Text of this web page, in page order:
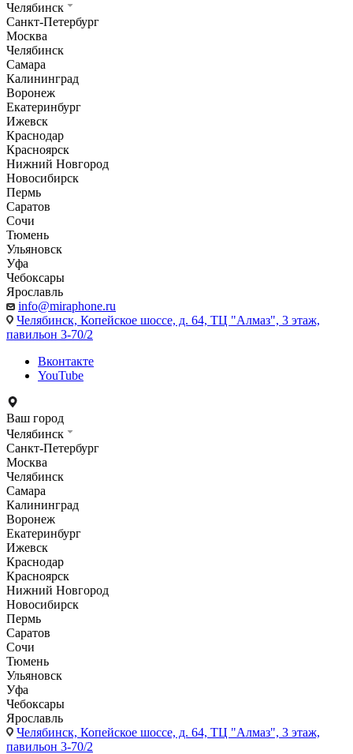
Челябинск
Санкт-Петербург
Москва
Челябинск
Самара
Калининград
Воронеж
Екатеринбург
Ижевск
Краснодар
Красноярск
Нижний Новгород
Новосибирск
Пермь
Саратов
Сочи
Тюмень
Ульяновск
Уфа
Чебоксары
Ярославль
info@miraphone.ru
Челябинск, Копейское шоссе, д. 64, ТЦ "Алмаз", 3 этаж,
павильон 3-70/2
Вконтакте
YouTube
Ваш город
Челябинск
Санкт-Петербург
Москва
Челябинск
Самара
Калининград
Воронеж
Екатеринбург
Ижевск
Краснодар
Красноярск
Нижний Новгород
Новосибирск
Пермь
Саратов
Сочи
Тюмень
Ульяновск
Уфа
Чебоксары
Ярославль
Челябинск, Копейское шоссе, д. 64, ТЦ "Алмаз", 3 этаж,
павильон 3-70/2